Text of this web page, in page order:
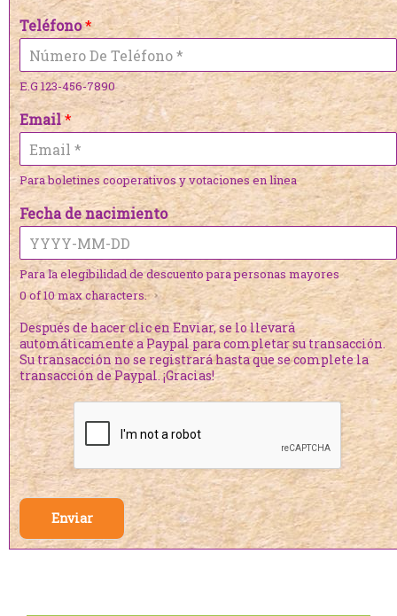
Teléfono*
E.G 123-456-7890
Email*
Para boletines cooperativos y votaciones en línea
Fecha de nacimiento
Para la elegibilidad de descuento para personas mayores
0 of 10 max characters.
Después de hacer clic en Enviar, se lo llevará
automáticamente a Paypal para completar su transacción.
Su transacción no se registrará hasta que se complete la
transacción de Paypal. ¡Gracias!
Enviar